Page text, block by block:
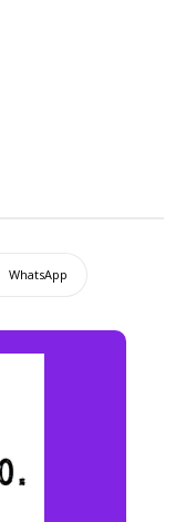
WhatsApp